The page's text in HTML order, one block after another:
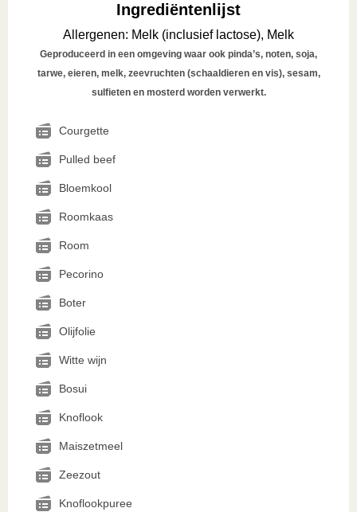
Ingrediëntenlijst
Allergenen: Melk (inclusief lactose), Melk
Geproduceerd in een omgeving waar ook pinda’s, noten, soja,
tarwe, eieren, melk, zeevruchten (schaaldieren en vis), sesam,
sulfieten en mosterd worden verwerkt.
Courgette
Pulled beef
Bloemkool
Roomkaas
Room
Pecorino
Boter
Olijfolie
Witte wijn
Bosui
Knoflook
Maiszetmeel
Zeezout
Knoflookpuree